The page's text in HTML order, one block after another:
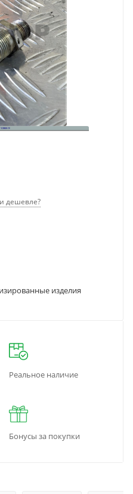
дешевле?
изделия
Реальное наличие
Бонусы за покупки